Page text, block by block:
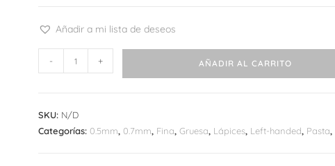
Añadir a mi lista de deseos
bLen
- + AÑADIR AL CARRITO
SKU: N/D
Categorías: 0.5mm, 0.7mm, Fina, Gruesa, Lápices, Left-handed, Pasta,